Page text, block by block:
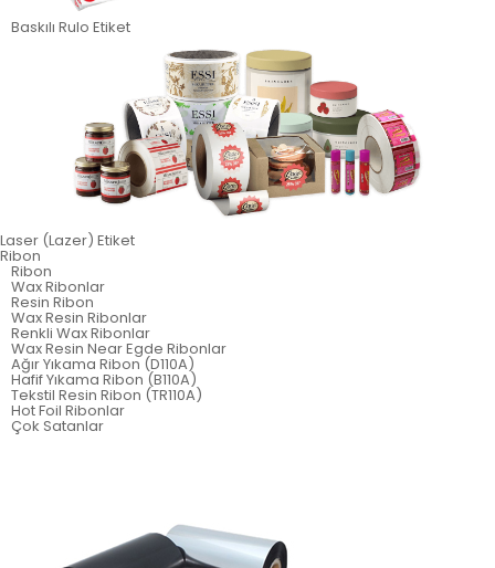
Baskılı Rulo Etiket
Laser (Lazer) Etiket
Ribon
Ribon
Wax Ribonlar
Resin Ribon
Wax Resin Ribonlar
Renkli Wax Ribonlar
Wax Resin Near Egde Ribonlar
Ağır Yıkama Ribon (D110A)
Hafif Yıkama Ribon (B110A)
Tekstil Resin Ribon (TR110A)
Hot Foil Ribonlar
Çok Satanlar